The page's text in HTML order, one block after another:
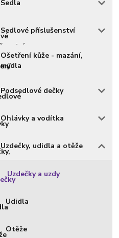
Sedla
Sedlové příslušenství
Ošetření kůže - mazání,
mýdla
Podsedlové dečky
Ohlávky a vodítka
Uzdečky, udidla a otěže
Uzdečky a uzdy
Udidla
Otěže